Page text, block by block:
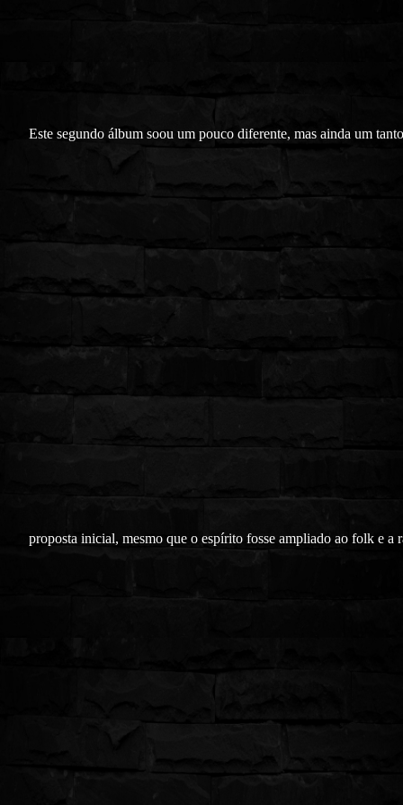
Este segundo álbum soou um pouco diferente, mas ainda um
proposta inicial, mesmo que o espírito fosse ampliado ao folk e a